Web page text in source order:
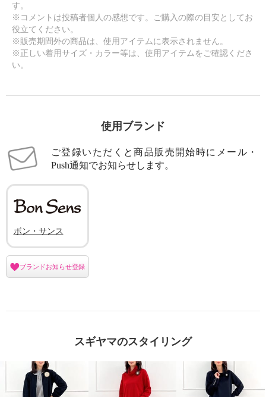
す。
※コメントは投稿者個人の感想です。ご購入の際の目安としてお
役立てください。
※販売期間外の商品は、使用アイテムに表示されません。
※正しい着用サイズ・カラー等は、使用アイテムをご確認くださ
い。
使用ブランド
ご登録いただくと商品販売開始時にメール・
Push通知でお知らせします。
ボン・サンス
ブランドお知らせ登録
スギヤマのスタイリング